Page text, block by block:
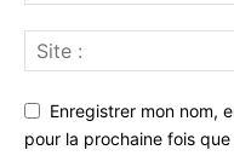
Enregistrer mon nom,
pour la prochaine fois